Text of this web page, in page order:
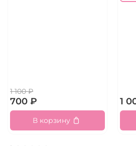
1 100 ₽
700 ₽
В корзину
1